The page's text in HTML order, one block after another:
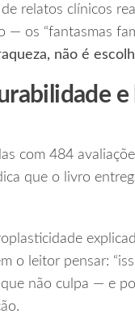
relatos clínicos
— os “fantasmas
não é
com 484
que o livro
o leitor pensar:
não culpa — e